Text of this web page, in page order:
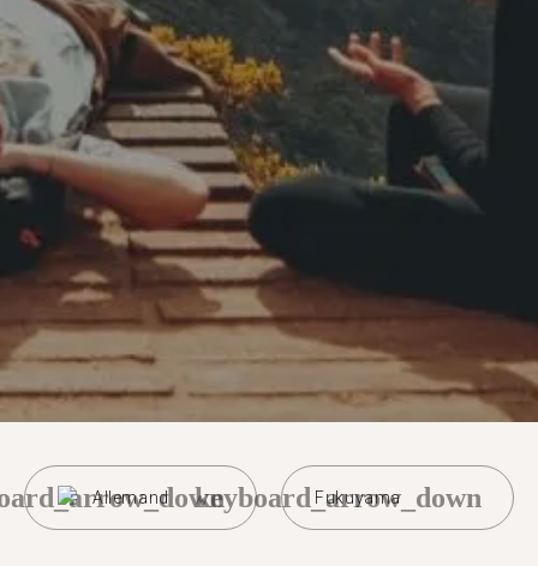
Allemand Fukuyama
keyboard_arrow_down